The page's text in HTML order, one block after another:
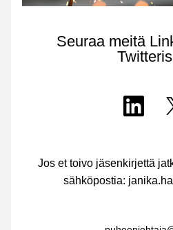
Seuraa meitä
Jos et toivo jäsenkirjettä
sähköpostia: